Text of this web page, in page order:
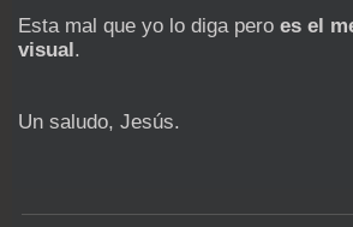
Esta mal que yo lo diga pero es el
visual.
Un saludo, Jesús.